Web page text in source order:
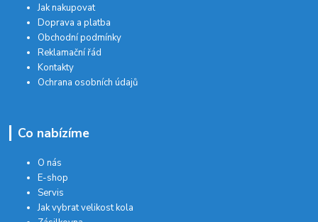
Jak nakupovat
Doprava a platba
Obchodní podmínky
Reklamační řád
Kontakty
Ochrana osobních údajů
Co nabízíme
O nás
E-shop
Servis
Jak vybrat velikost kola